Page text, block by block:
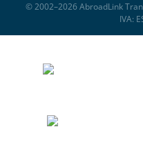
© 2002–2026 AbroadLink
IVA: